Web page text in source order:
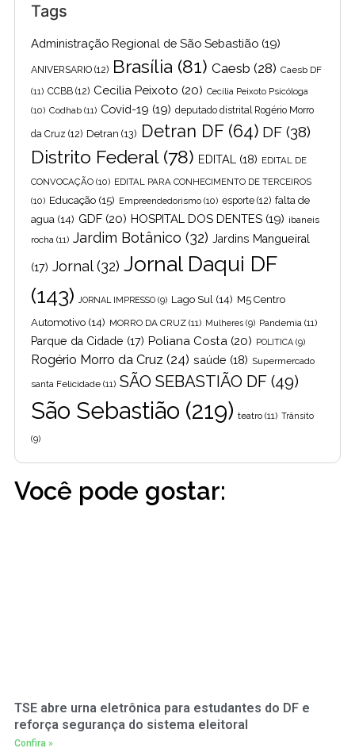
Tags
Administração Regional de São Sebastião (19)
ANIVERSARIO (12) Brasília (81) Caesb (28) Caesb DF
(11) CCBB (12) Cecilia Peixoto (20) Cecília Peixoto Psicóloga
(10) Codhab (11) Covid-19 (19) deputado distrital Rogério Morro
da Cruz (12) Detran (13) Detran DF(64) DF (38)
Distrito Federal(78) EDITAL (18) EDITAL DE
CONVOCAÇÃO (10) EDITAL PARA CONHECIMENTO DE TERCEIROS
(10) Educação (15) Empreendedorismo (10) esporte (12) falta de
agua (14) GDF (20) HOSPITAL DOS DENTES (19) ibaneis
rocha (11) Jardim Botânico (32) Jardins Mangueiral
(17) Jornal(32) Jornal Daqui DF
(143)
JORNAL IMPRESSO (9) Lago Sul (14) M5 Centro
Automotivo (14) MORRO DA CRUZ (11) Mulheres (9) Pandemia (11)
Parque da Cidade (17) Poliana Costa (20) POLITICA (9)
Rogério Morro da Cruz (24) saúde (18) Supermercado
santa Felicidade (11) SÃO SEBASTIÃO DF (49)
São Sebastião (219) teatro (11) Trânsito
(9)
Você pode gostar:
TSE abre urna eletrônica para estudantes do DF e
reforça segurança do sistema eleitoral
Confira »